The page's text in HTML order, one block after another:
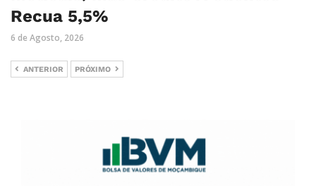
Recua 5,5%
6 de Agosto, 2026
ANTERIOR PRÓXIMO